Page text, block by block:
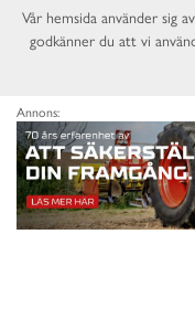
Annons:
Vår hemsida använder sig
godkänner du att vi